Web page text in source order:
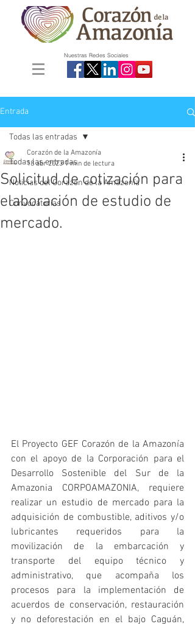
Nuestras Redes Sociales
Entrada
Todas las entradas
Noticias del Corazón de la Amazonía
Convocatorias
Todas las entradas
Solicitud de cotización para
elaboración de estudio de
mercado.
Corazón de la Amazonía
18 abr 2023 1 min de lectura
El Proyecto GEF Corazón de la Amazonía
con el apoyo de la Corporación para el
Desarrollo Sostenible del Sur de la
Amazonia CORPOAMAZONIA, requiere
realizar un estudio de mercado para la
adquisición de combustible, aditivos y/o
lubricantes requeridos para la
movilización de la embarcación y
transporte del equipo técnico y
administrativo, que acompaña los
procesos para la implementación de
acuerdos de conservación, restauración
y no deforestación en el bajo Caguán,